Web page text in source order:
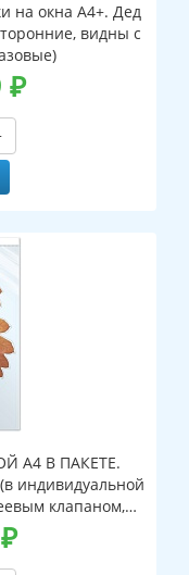
на окна А4+. Дед
видны с
₽
А4 В ПАКЕТЕ.
индивидуальной
клапаном,
₽